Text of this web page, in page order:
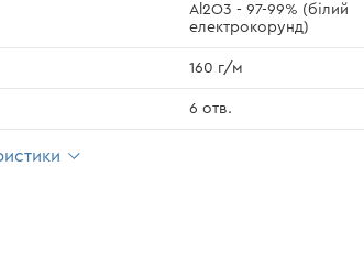
Al2O3 - 97-99% (білий
електрокорунд)
160 г/м
6 отв.